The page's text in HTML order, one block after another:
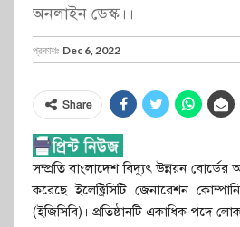
অনলাইন ডেস্ক।।
প্রকাশঃ Dec 6, 2022
Share
সম্প্রতি বাংলাদেশ বিদ্যুৎ উন্নয়ন বোর্ডের
করেছে ইলেক্ট্রিসিটি জেনারেশন
(ইজিসিবি)। প্রতিষ্ঠানটি একাধিক পদে